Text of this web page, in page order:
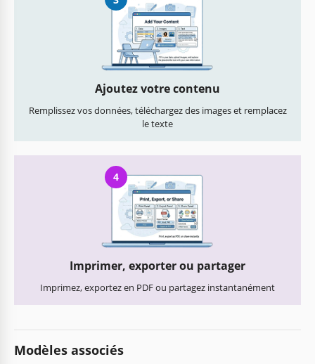
Ajoutez votre contenu
Remplissez vos données, téléchargez des images et remplacez
le texte
4
Imprimer, exporter ou partager
Imprimez, exportez en PDF ou partagez instantanément
Modèles associés